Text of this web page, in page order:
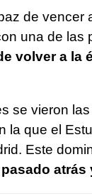
de vencer
una de las
volver a la
se vieron
la que el
Este
atrás